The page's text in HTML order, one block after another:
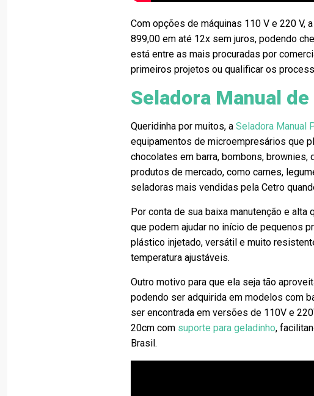
Com opções de máquinas 110 V e 220 V,
899,00 em até 12x sem juros, podendo
está entre as mais procuradas por
primeiros projetos ou qualificar os
Seladora Manual
Queridinha por muitos, aSeladora Manual
equipamentos de microempresários que
chocolates em barra, bombons,
produtos de mercado, como carnes,
seladoras mais vendidas pela Cetro
Por conta de sua baixa manutenção e
que podem ajudar no início de pequenos
plástico injetado, versátil e muito
temperatura ajustáveis.
Outro motivo para que ela seja tão
podendo ser adquirida em modelos com
ser encontrada em versões de 110V e
20cm com suporte para geladinho,
Brasil.